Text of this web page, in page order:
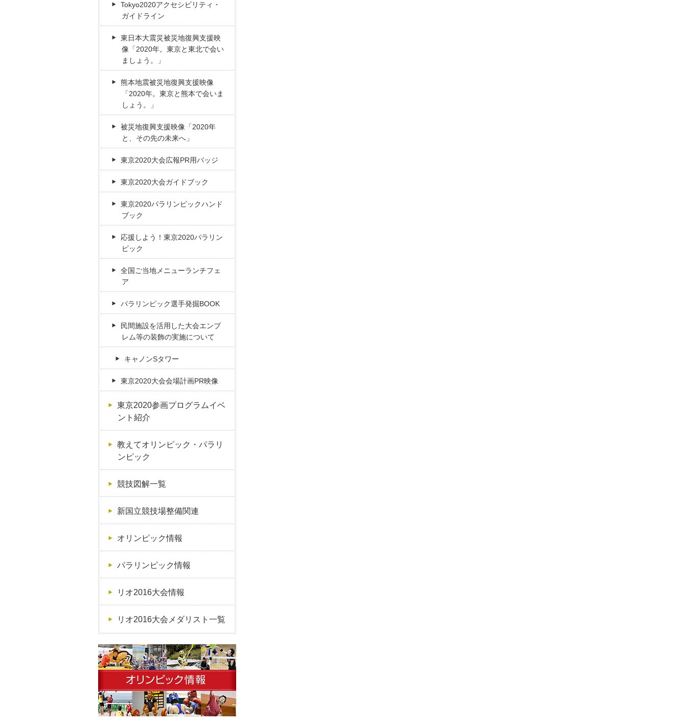
Tokyo2020アクセシビリティ・
ガイドライン
東日本大震災被災地復興支援映
像「2020年。東京と東北で会い
ましょう。」
熊本地震被災地復興支援映像
「2020年。東京と熊本で会いま
しょう。」
被災地復興支援映像「2020年
と、その先の未来へ」
東京2020大会広報PR用バッジ
東京2020大会ガイドブック
東京2020パラリンピックハンド
ブック
応援しよう！東京2020パラリン
ピック
全国ご当地メニューランチフェ
ア
パラリンピック選手発掘BOOK
民間施設を活用した大会エンブ
レム等の装飾の実施について
キャノンSタワー
東京2020大会会場計画PR映像
東京2020参画プログラムイベ
ント紹介
教えてオリンピック・パラリ
ンピック
競技図解一覧
新国立競技場整備関連
オリンピック情報
パラリンピック情報
リオ2016大会情報
リオ2016大会メダリスト一覧